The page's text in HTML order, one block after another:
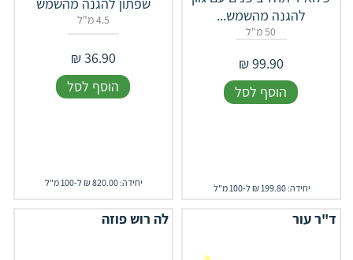
להגנה מהשמש...
50 מ"ל
99.90
₪
הוסף לסל
יחידה: 199.80 ₪ ל-100 מ"ל
4.5 מ"ל
36.90
₪
הוסף לסל
יחידה: 820.00 ₪ ל-100 מ"ל
ד"ר עור לה רוש פוזה